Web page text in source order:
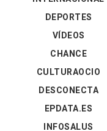
DEPORTES
VÍDEOS
CHANCE
CULTURAOCIO
DESCONECTA
EPDATA.ES
INFOSALUS